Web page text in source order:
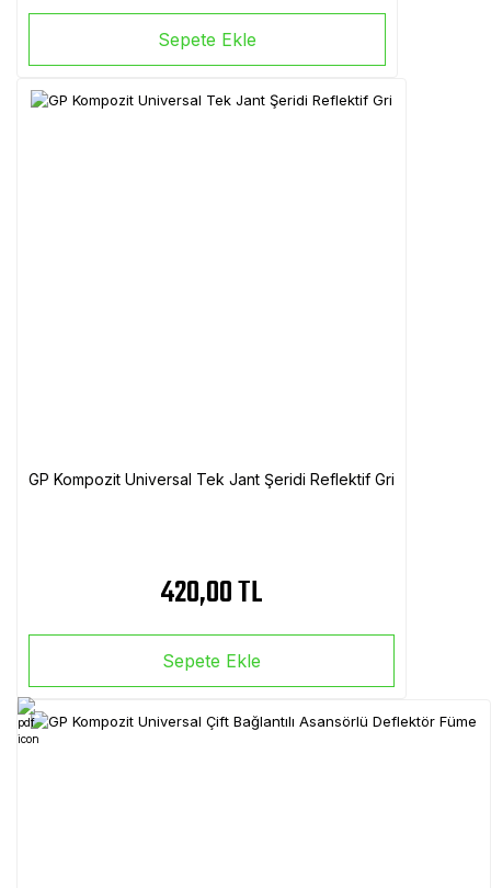
Sepete Ekle
GP Kompozit Universal Tek Jant Şeridi Reflektif Gri
420,00 TL
Sepete Ekle